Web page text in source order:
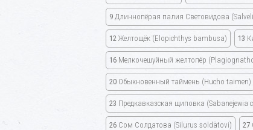
9 Длиннопёрая палия Световидова
12 Желтощёк (Elopichthys bambusa) 13
16 Мелкочешуйный желтопёр
20 Обыкновенный таймень (Hucho taimen)
23 Предкавказская щиповка (Sabanejewia
26 Сом Солдатова (Silurus soldatovi) 27